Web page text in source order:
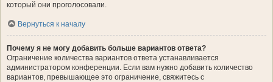
который они проголосовали.
Вернуться к началу
Почему я не могу добавить больше вариантов ответа?
Ограничение количества вариантов ответа устанавливается
администратором конференции. Если вам нужно добавить количество
вариантов, превышающее это ограничение, свяжитесь с